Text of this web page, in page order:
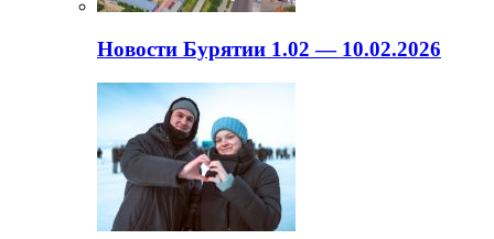
Новости Бурятии 1.02 — 10.02.2026